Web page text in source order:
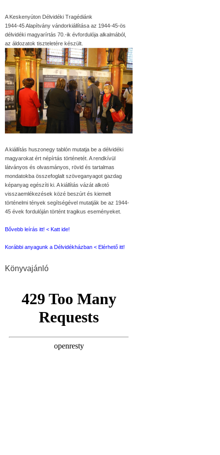
A Keskenyúton Délvidéki Tragédiánk
1944-45 Alapítvány vándorkiállítása az 1944-45-ös
délvidéki magyarírtás 70.-ik évfordulója alkalmából,
az áldozatok tiszteletére készült.
A kiállítás huszonegy tablón mutatja be a délvidéki
magyarokat ért népírtás történetét. A rendkívül
látványos és olvasmányos, rövid és tartalmas
mondatokba összefoglalt szöveganyagot gazdag
képanyag egészíti ki. A kiállítás vázát alkotó
visszaemlékezések közé beszúrt és kiemelt
történelmi tények segítségével mutatják be az 1944-
45 évek fordulóján történt tragikus eseményeket.
Bővebb leírás itt! < Katt ide!
Korábbi anyagunk a Délvidékházban < Elérhető itt!
Könyvajánló